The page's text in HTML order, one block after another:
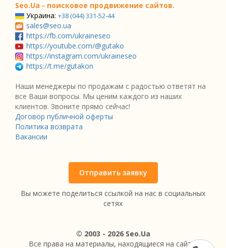
Seo.Ua - поисковое продвижение сайтов.
Украина: +38 (044) 331-52-44
sales@seo.ua
https://fb.com/ukraineseo
https://youtube.com/@gutako
https://instagram.com/ukraineseo
https://t.me/gutakon
Наши менеджеры по продажам с радостью ответят на
все Ваши вопросы. Мы ценим каждого из наших
клиентов. Звоните прямо сейчас!
Договор публичной оферты
Политика возврата
Вакансии
Отправить заявку
Вы можете поделиться ссылкой на нас в социальных
сетях
© 2003 - 2026 Seo.Ua
Все права на материалы, находящиеся на сайте,